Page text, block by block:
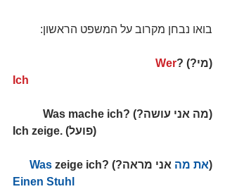
בואו נבחן מקרוב על המשפט הראשון:
(מי?) ?Wer
Ich
(מה אני עושה?) ?Was mache ich
Ich zeige. (פועל)
(את מה אני מראה?) ? Was zeige ich
Einen Stuhl